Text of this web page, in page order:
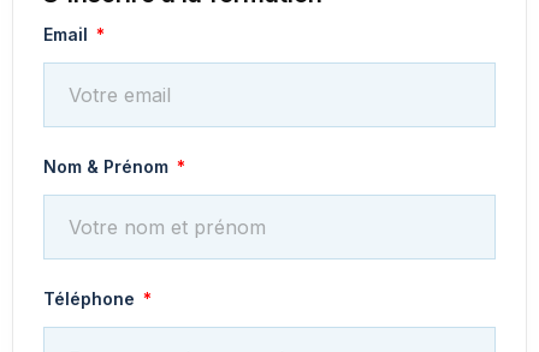
Email
Nom & Prénom
Téléphone